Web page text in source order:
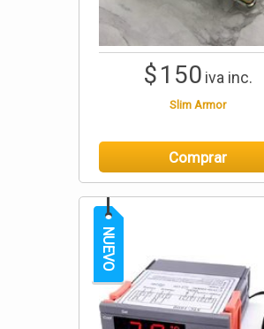
$150 iva inc.
Slim Armor
Comprar
NUEVO